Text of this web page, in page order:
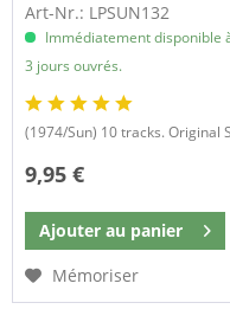
Art-Nr.: LPSUN132
Immédiatement disponible
3 jours ouvrés.
(1974/Sun) 10 tracks. Original
9,95 €
Ajouter au panier
Mémoriser